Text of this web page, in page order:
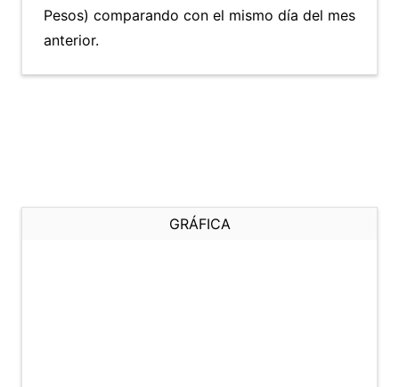
Pesos) comparando con el mismo día del mes
anterior.
GRÁFICA